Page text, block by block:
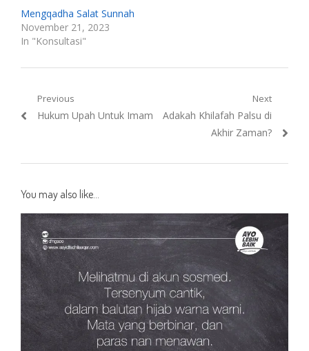
Mengqadha Salat Sunnah
November 21, 2023
In "Konsultasi"
Post
navigation
Previous
Previous
Hukum Upah Untuk Imam
Next
Next
Adakah Khilafah Palsu di
Akhir Zaman?
You may also like...